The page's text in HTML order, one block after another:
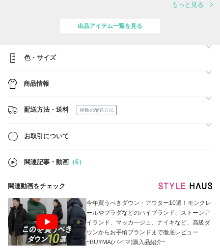
とした、カナダ発の高級ジャケットを中心に取り扱っております。
MACKAGEを得意とするショッパーとして1位の実績をいただいており
ます。
気になるアイテムがございましたら、お気軽にお問い合わせください。
す。
どうぞよろしくお願いいたします。
もっと見る
出品アイテム一覧を見る
色・サイズ
商品情報
配送方法・送料 複数の配送方法
お取引について
関連記事・動画 （6）
関連動画をチェック
今年買うべきダウン・アウター10選！モンクレ
ールやプラダなどのハイブランド、ストーンア
イランド、マッカ―ジュ、ナイキなど、高級ダ
ウンからお手頃ブランドまで徹底レビュー
~BUYMA(バイマ)購入品紹介~